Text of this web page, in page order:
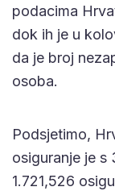
podacima
dok ih je u
da je broj
osoba.
Podsjetimo,
osiguranje je s
1.721,526